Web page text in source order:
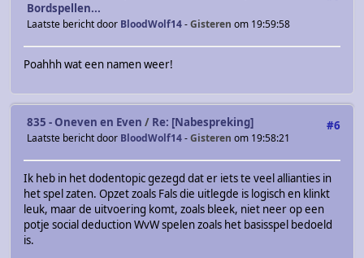
Bordspellen...
Laatste bericht door BloodWolf14-Gisteren om 19:59:58
Poahhh wat een namen weer!
#6
835 - Oneven en Even / Re: [Nabespreking]
Laatste bericht door BloodWolf14-Gisteren om 19:58:21
Ik heb in het dodentopic gezegd dat er iets te veel allianties in
het spel zaten. Opzet zoals Fals die uitlegde is logisch en klinkt
leuk, maar de uitvoering komt, zoals bleek, niet neer op een
potje social deduction WvW spelen zoals het basisspel bedoeld
is.